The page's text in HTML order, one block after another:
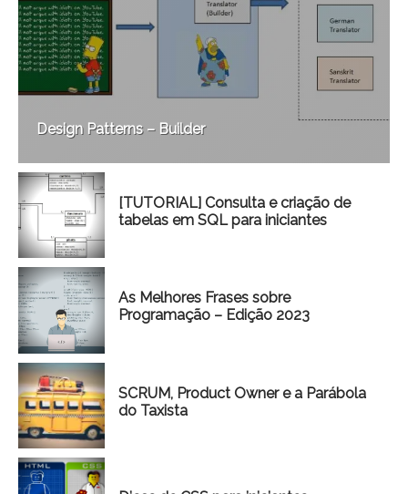
Design Patterns – Builder
[TUTORIAL] Consulta e criação de
tabelas em SQL para iniciantes
As Melhores Frases sobre
Programação – Edição 2023
SCRUM, Product Owner e a Parábola
do Taxista